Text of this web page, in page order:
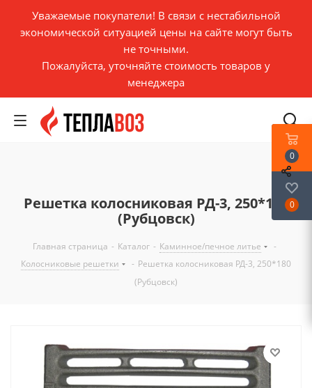
Уважаемые покупатели! В связи с нестабильной
экономической ситуацией цены на сайте могут быть
не точными.
Пожалуйста, уточняйте стоимость товаров у
менеджера
Решетка колосниковая РД-3, 250*180
(Рубцовск)
Главная страница - Каталог - Каминное/печное литье
-
Колосниковые решетки
- Решетка колосниковая РД-3, 250*180
(Рубцовск)
0
0